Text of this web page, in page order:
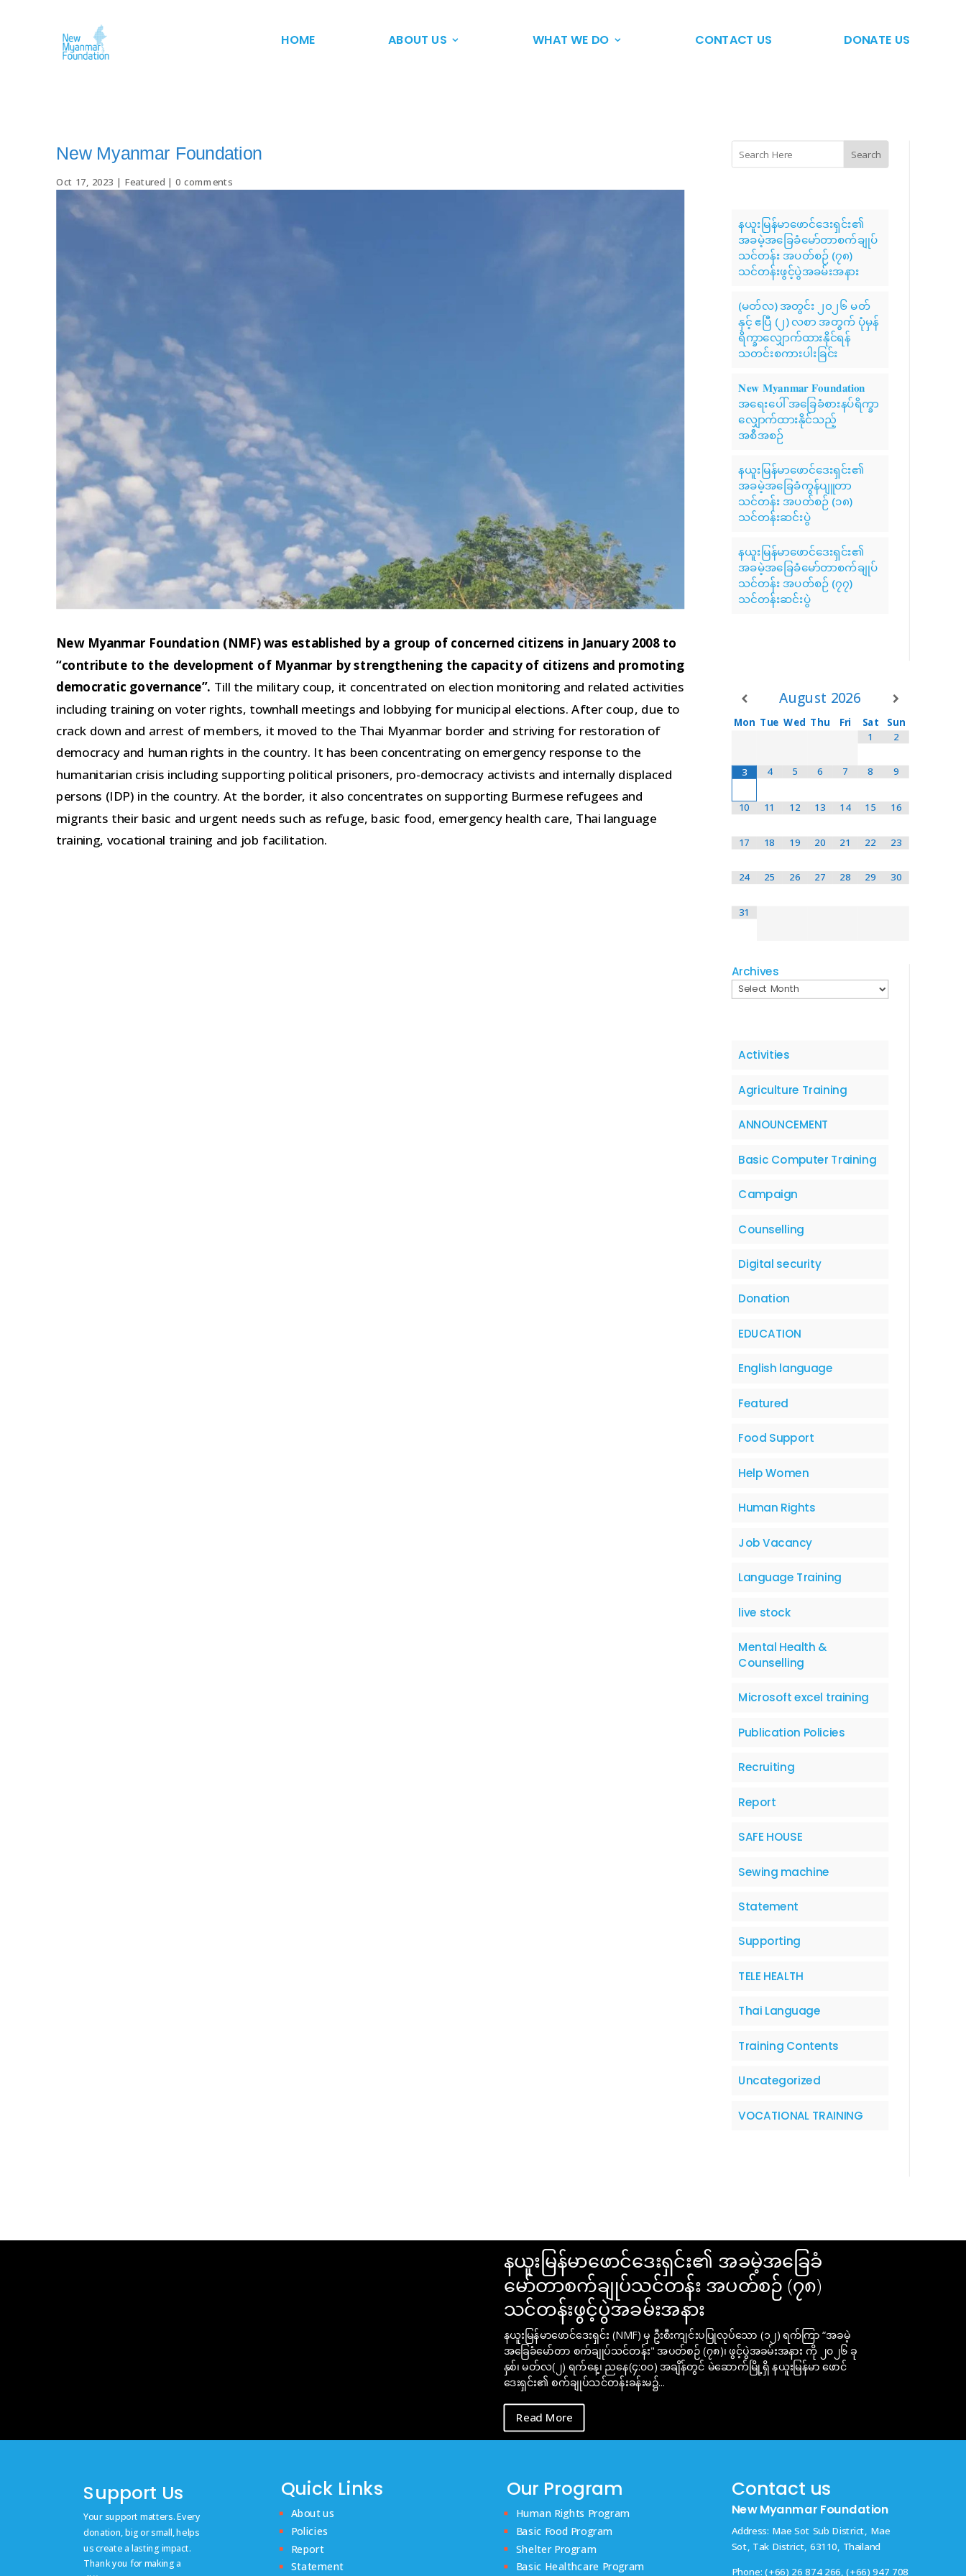
HOME ABOUT US WHAT WE DO CONTACT US DONATE US
New Myanmar Foundation
Oct 17, 2023 | Featured |0 comments
New Myanmar Foundation (NMF) was established by a group of concerned citizens in January 2008 to
“contribute to the development of Myanmar by strengthening the capacity of citizens and promoting
democratic governance”. Till the military coup, it concentrated on election monitoring and related activities
including training on voter rights, townhall meetings and lobbying for municipal elections. After coup, due to
crack down and arrest of members, it moved to the Thai Myanmar border and striving for restoration of
democracy and human rights in the country. It has been concentrating on emergency response to the
humanitarian crisis including supporting political prisoners, pro-democracy activists and internally displaced
persons (IDP) in the country. At the border, it also concentrates on supporting Burmese refugees and
migrants their basic and urgent needs such as refuge, basic food, emergency health care, Thai language
training, vocational training and job facilitation.
Search
နယူးမြန်မာဖောင်ဒေးရှင်း၏
အခမဲ့အခြေခံမော်တာစက်ချုပ်
သင်တန်း အပတ်စဉ် (၇၈)
သင်တန်းဖွင့်ပွဲအခမ်းအနား
(မတ်လ) အတွင်း ၂၀၂၆ မတ်
နှင့် ဧပြီ (၂) လစာ အတွက် ပုံမှန်
ရိက္ခာလျှောက်ထားနိုင်ရန်
သတင်းစကားပါးခြင်း
𝐍𝐞𝐰 𝐌𝐲𝐚𝐧𝐦𝐚𝐫 𝐅𝐨𝐮𝐧𝐝𝐚𝐭𝐢𝐨𝐧
အရေးပေါ် အခြေခံစားနပ်ရိက္ခာ
လျှောက်ထားနိုင်သည့်
အစီအစဉ်
နယူးမြန်မာဖောင်ဒေးရှင်း၏
အခမဲ့အခြေခံကွန်ပျူတာ
သင်တန်း အပတ်စဉ် (၁၈)
သင်တန်းဆင်းပွဲ
နယူးမြန်မာဖောင်ဒေးရှင်း၏
အခမဲ့အခြေခံမော်တာစက်ချုပ်
သင်တန်း အပတ်စဉ် (၇၇)
သင်တန်းဆင်းပွဲ
August 2026
Mon Tue Wed Thu Fri Sat Sun
1 2
3 4 5 6 7 8 9
10 11 12 13 14 15 16
17 18 19 20 21 22 23
24 25 26 27 28 29 30
31
Archives
Activities
Agriculture Training
ANNOUNCEMENT
Basic Computer Training
Campaign
Counselling
Digital security
Donation
EDUCATION
English language
Featured
Food Support
Help Women
Human Rights
Job Vacancy
Language Training
live stock
Mental Health &
Counselling
Microsoft excel training
Publication Policies
Recruiting
Report
SAFE HOUSE
Sewing machine
Statement
Supporting
TELE HEALTH
Thai Language
Training Contents
Uncategorized
VOCATIONAL TRAINING
နယူးမြန်မာဖောင်ဒေးရှင်း၏ အခမဲ့အခြေခံ
မော်တာစက်ချုပ်သင်တန်း အပတ်စဉ် (၇၈)
သင်တန်းဖွင့်ပွဲအခမ်းအနား
နယူးမြန်မာဖောင်ဒေးရှင်း (NMF) မှ ဦးစီးကျင်းပပြုလုပ်သော (၁၂) ရက်ကြာ “အခမဲ့
အခြေခံမော်တာ စက်ချုပ်သင်တန်း" အပတ်စဉ် (၇၈)၊ ဖွင့်ပွဲအခမ်းအနား ကို ၂၀၂၆ ခု
နှစ်၊ မတ်လ(၂) ရက်နေ့၊ ညနေ(၄:၀၀) အချိန်တွင် မဲဆောက်မြို့ရှိ နယူးမြန်မာ ဖောင်
ဒေးရှင်း၏ စက်ချုပ်သင်တန်းခန်းမ၌...
Read More
Support Us
Your support matters. Every
donation, big or small, helps
us create a lasting impact.
Thank you for making a
Quick Links
About us
Policies
Report
Statement
Our Program
Human Rights Program
Basic Food Program
Shelter Program
Basic Healthcare Program
Contact us
New Myanmar Foundation
Address: Mae Sot Sub District, Mae
Sot, Tak District, 63110, Thailand
Phone: (+66) 26 874 266, (+66) 947 708